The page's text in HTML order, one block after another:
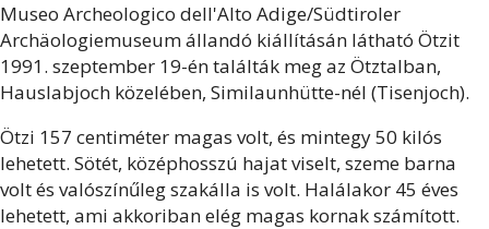
Museo Archeologico dell'Alto Adige/Südtiroler
Archäologiemuseum állandó kiállításán látható Ötzit
1991. szeptember 19-én találták meg az Ötztalban,
Hauslabjoch közelében, Similaunhütte-nél (Tisenjoch).
Ötzi 157 centiméter magas volt, és mintegy 50 kilós
lehetett. Sötét, középhosszú hajat viselt, szeme barna
volt és valószínűleg szakálla is volt. Halálakor 45 éves
lehetett, ami akkoriban elég magas kornak számított.